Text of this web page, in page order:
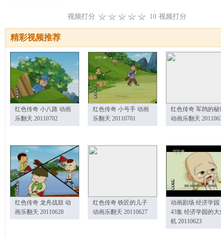
视频打分 10 视频打分
精彩视频推荐
红色传奇 小八路 动画
乐翻天 20110702
红色传奇 小号手 动画
乐翻天 20110701
红色传奇 军鸽的秘
动画乐翻天
红色传奇 龙舟战鼓 动
画乐翻天 20110628
红色传奇 铁匠的儿子
动画乐翻天 20110627
动画剧场 经济学园
43集 经济学园的大
机 20110623